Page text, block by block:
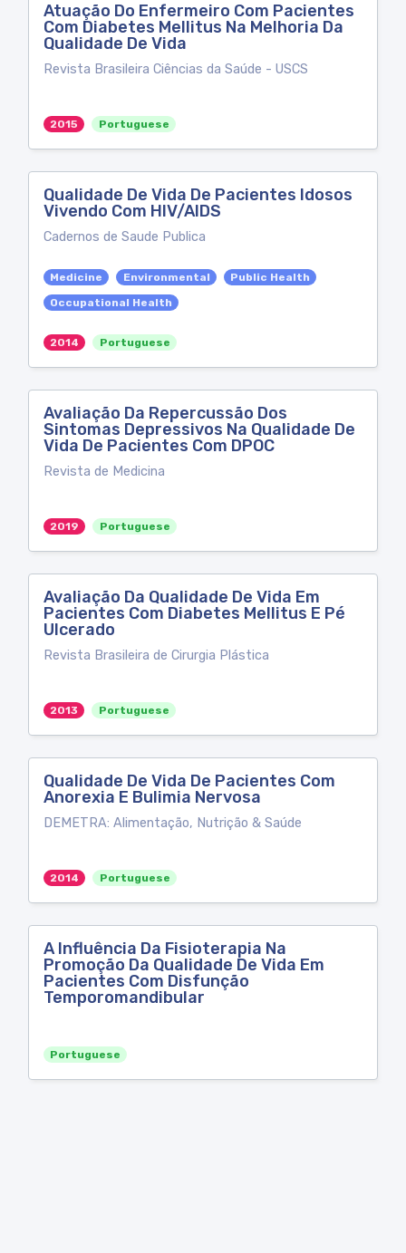
Atuação Do Enfermeiro Com Pacientes
Com Diabetes Mellitus Na Melhoria Da
Qualidade De Vida
Revista Brasileira Ciências da Saúde - USCS
2015 Portuguese
Qualidade De Vida De Pacientes Idosos
Vivendo Com HIV/AIDS
Cadernos de Saude Publica
Medicine Environmental
Public Health
Occupational Health
2014 Portuguese
Avaliação Da Repercussão Dos
Sintomas Depressivos Na Qualidade De
Vida De Pacientes Com DPOC
Revista de Medicina
2019 Portuguese
Avaliação Da Qualidade De Vida Em
Pacientes Com Diabetes Mellitus E Pé
Ulcerado
Revista Brasileira de Cirurgia Plástica
2013 Portuguese
Qualidade De Vida De Pacientes Com
Anorexia E Bulimia Nervosa
DEMETRA: Alimentação, Nutrição & Saúde
2014 Portuguese
A Influência Da Fisioterapia Na
Promoção Da Qualidade De Vida Em
Pacientes Com Disfunção
Temporomandibular
Portuguese